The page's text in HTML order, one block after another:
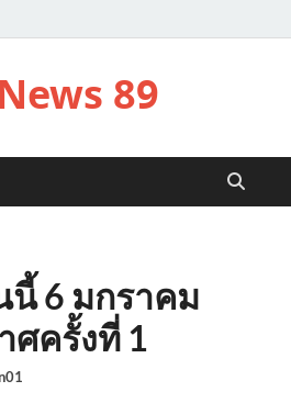
89
นี้ 6 มกราคม
ศครั้งที่ 1